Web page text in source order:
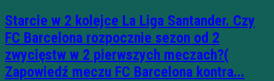
Starcie w 2 kolejce La Liga Santander. Czy
FC Barcelona rozpocznie sezon od 2
zwycięstw w 2 pierwszych meczach?(
Zapowiedź meczu FC Barcelona kontra...